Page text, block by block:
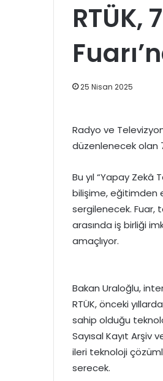
RTÜK,
25 Nisan 2025
Radyo ve
düzenlenecek olan
Bu yıl “Yapay
bilişime, eğitimden
sergilenecek. Fuar,
arasında iş birliği
amaçlıyor.
Bakan Uraloğlu,
RTÜK, önceki
sahip olduğu
Sayısal Kayıt Arşiv
ileri teknoloji
serecek.